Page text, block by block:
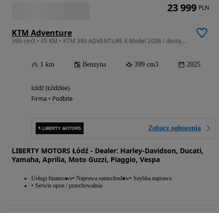
KTM Adventure
399 cm3 • 45 KM • KTM 390 ADVENTURE X Model 2026 / dostępny od ręki
1 km Benzyna 399 cm3 2025
Łódź (Łódzkie)
Firma • Podbite
Zobacz ogłoszenia
LIBERTY MOTORS Łódź - Dealer: Harley-Davidson, Ducati,
Yamaha, Aprilia, Moto Guzzi, Piaggio, Vespa
Usługi finansowe Naprawa samochodów Szybka naprawa
Serwis opon / przechowalnia
23 999 PLN